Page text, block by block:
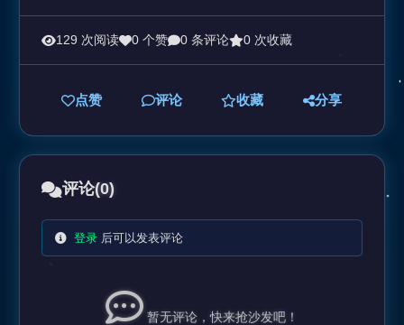
129 次阅读 0 个赞 0 条评论 0 次收藏
点赞 评论 收藏 分享
评论(0)
登录后可以发表评论
暂无评论，快来抢沙发吧！